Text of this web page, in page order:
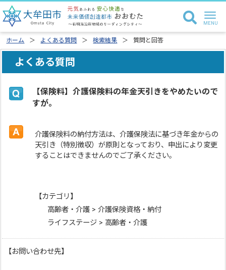
ホーム よくある質問 検索結果 質問と回答
よくある質問
【保険料】介護保険料の年金天引きをやめたいので
すが。
介護保険料の納付方法は、介護保険法に基づき年金からの
天引き（特別徴収）が原則となっており、申出により変更
することはできませんのでご了承ください。
【カテゴリ】
高齢者・介護 > 介護保険資格・納付
ライフステージ > 高齢者・介護
【お問い合わせ先】